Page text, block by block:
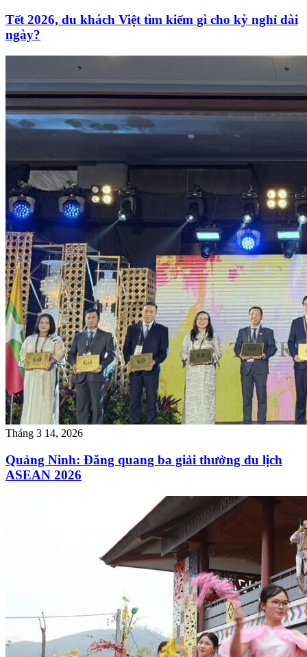
Tết 2026, du khách Việt tìm kiếm gì cho kỳ nghỉ dài
ngày?
Tháng 3 14, 2026
Quảng Ninh: Đăng quang ba giải thưởng du lịch
ASEAN 2026